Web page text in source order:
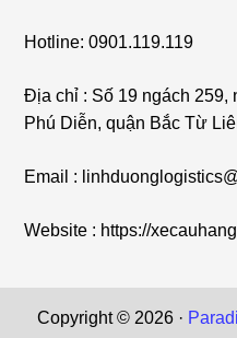
Hotline: 0901.119.119
Địa chỉ : Số 19 ngách 259,
Phú Diễn, quận Bắc Từ
Email :
Website : https://
Copyright © 2026 ·